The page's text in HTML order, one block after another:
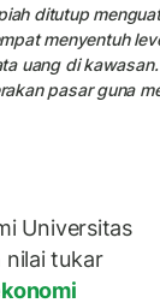
ditutup
menyentuh
uang di
pasar guna
Universitas
nilai tukar